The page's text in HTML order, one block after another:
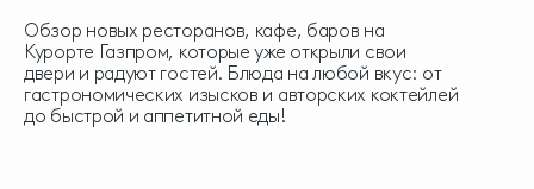
Обзор новых ресторанов, кафе, баров на
Курорте Газпром, которые уже открыли свои
двери и радуют гостей. Блюда на любой вкус: от
гастрономических изысков и авторских коктейлей
до быстрой и аппетитной еды!